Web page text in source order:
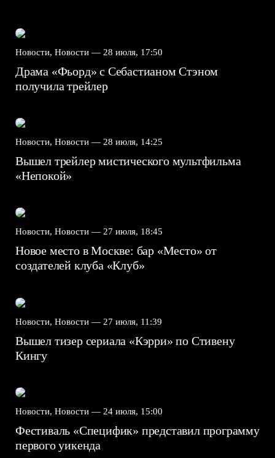
Новости, Новости — 28 июля, 17:50
Драма «Фьорд» с Себастианом Стэном
получила трейлер
Новости, Новости — 28 июля, 14:25
Вышел трейлер мистического мультфильма
«Непокой»
Новости, Новости — 27 июля, 18:45
Новое место в Москве: бар «Место» от
создателей клуба «Клуб»
Новости, Новости — 27 июля, 11:39
Вышел тизер сериала «Кэрри» по Стивену
Кингу
Новости, Новости — 24 июля, 15:00
Фестиваль «Специфик» представил программу
первого уикенда